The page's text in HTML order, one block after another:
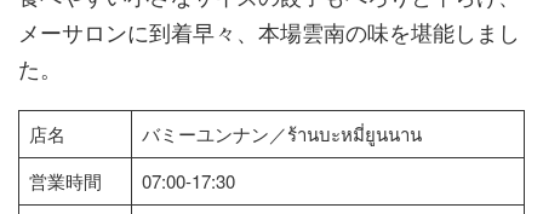
メーサロンに到着早々、本場雲南の味を堪能しまし
た。
店名
バミーユンナン／ร้านบะหมี่ยูนนาน
営業時間
07:00-17:30